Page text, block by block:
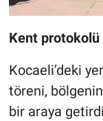
Kent protokolü
Kocaeli’deki
töreni,
bir araya